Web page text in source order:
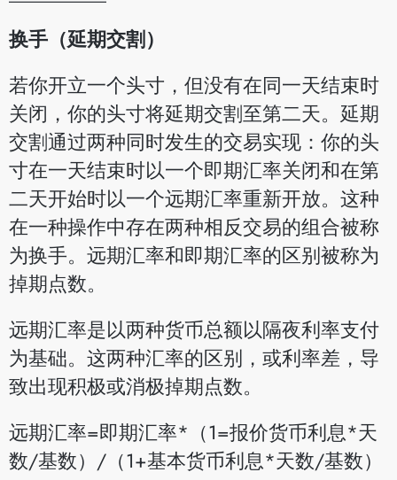
换手（延期交割）
若你开立一个头寸，但没有在同一天结束时
关闭，你的头寸将延期交割至第二天。延期
交割通过两种同时发生的交易实现：你的头
寸在一天结束时以一个即期汇率关闭和在第
二天开始时以一个远期汇率重新开放。这种
在一种操作中存在两种相反交易的组合被称
为换手。远期汇率和即期汇率的区别被称为
掉期点数。
远期汇率是以两种货币总额以隔夜利率支付
为基础。这两种汇率的区别，或利率差，导
致出现积极或消极掉期点数。
远期汇率=即期汇率*（1=报价货币利息*天
数/基数）/（1+基本货币利息*天数/基数）